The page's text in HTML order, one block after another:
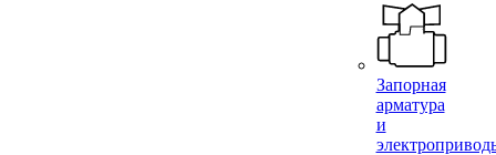
Запорная
арматура
и